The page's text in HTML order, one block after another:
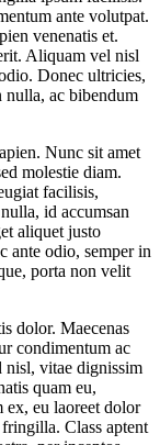
ante volutpat.
venenatis et.
Aliquam vel nisl
Donec ultricies,
nulla, ac bibendum
Nunc sit amet
molestie diam.
facilisis,
id accumsan
aliquet justo
ante odio, semper in
porta non velit
dolor. Maecenas
condimentum ac
nisl, vitae dignissim
quam eu,
ex, eu laoreet dolor
Class aptent